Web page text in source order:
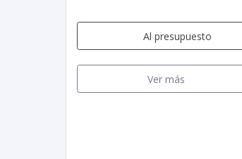
Al presupuesto
Ver más